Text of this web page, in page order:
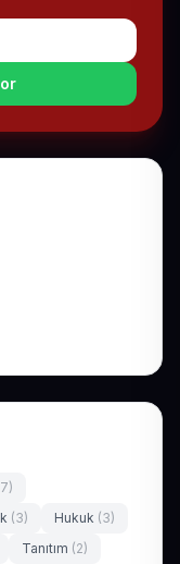
(3) Hukuk (3)
Tanıtım (2)